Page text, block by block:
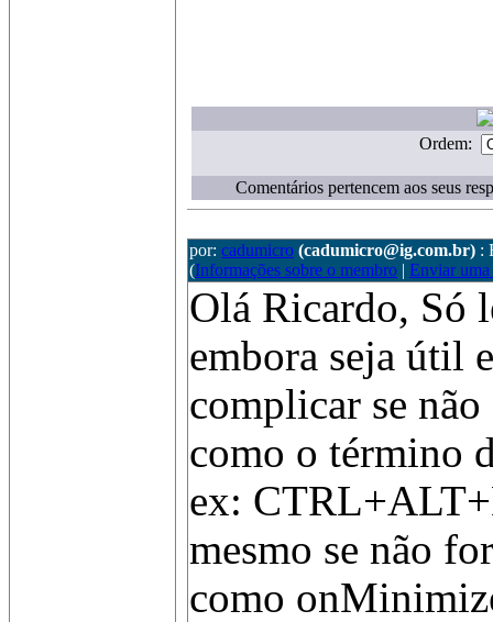
Ordem:
Comentários pertencem aos seus
por: cadumicro (cadumicro@ig.com.br) :
(Informações sobre o membro | Enviar uma
Olá Ricardo, Só
embora seja útil
complicar se
como o término
ex:
mesmo se não
como